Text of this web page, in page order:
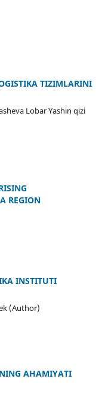
TIZIMLARINI
Lobar Yashin qizi
REGION
INSTITUTI
(Author)
AHAMIYATI